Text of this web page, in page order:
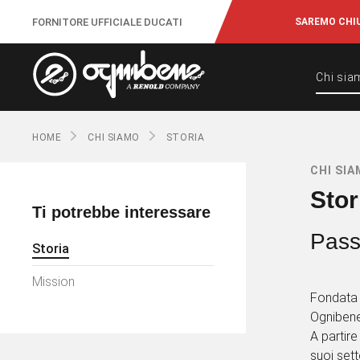
FORNITORE UFFICIALE DUCATI SAREMO
Chi
HOME CHI SIAMO STORIA
CHI
Ti potrebbe interessare
Storia
Mission